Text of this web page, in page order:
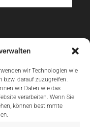
wir Technologien wie
bzw. darauf zuzugreifen.
wir Daten wie das
verarbeiten. Wenn Sie
können bestimmte